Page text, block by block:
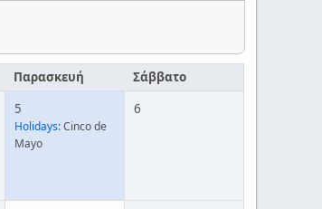
Παρασκευή Σάββατο
5
Holidays:Cinco de
Mayo
6